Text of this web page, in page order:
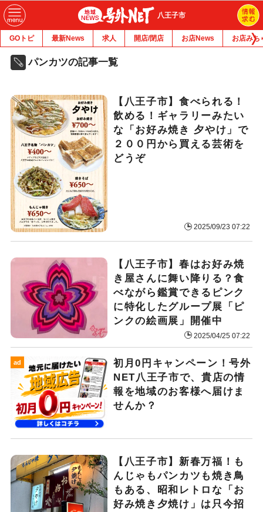
八王子市
GOトピ 最新News 求人 開店/閉店 お店News お店みち
パンカツの記事一覧
【八王子市】食べられる！
飲める！ギャラリーみたい
な「お好み焼き 夕やけ」で
２００円から買える芸術を
どうぞ
2025/09/23 07:22
【八王子市】春はお好み焼
き屋さんに舞い降りる？食
べながら鑑賞できるピンク
に特化したグループ展「ピ
ンクの絵画展」開催中
2025/04/25 07:22
ad
初月0円キャンペーン！号外
NET八王子市で、貴店の情
報を地域のお客様へ届けま
せんか？
【八王子市】新春万福！も
んじゃもパンカツも焼き鳥
もある、昭和レトロな「お
好み焼き夕焼け」は只今招